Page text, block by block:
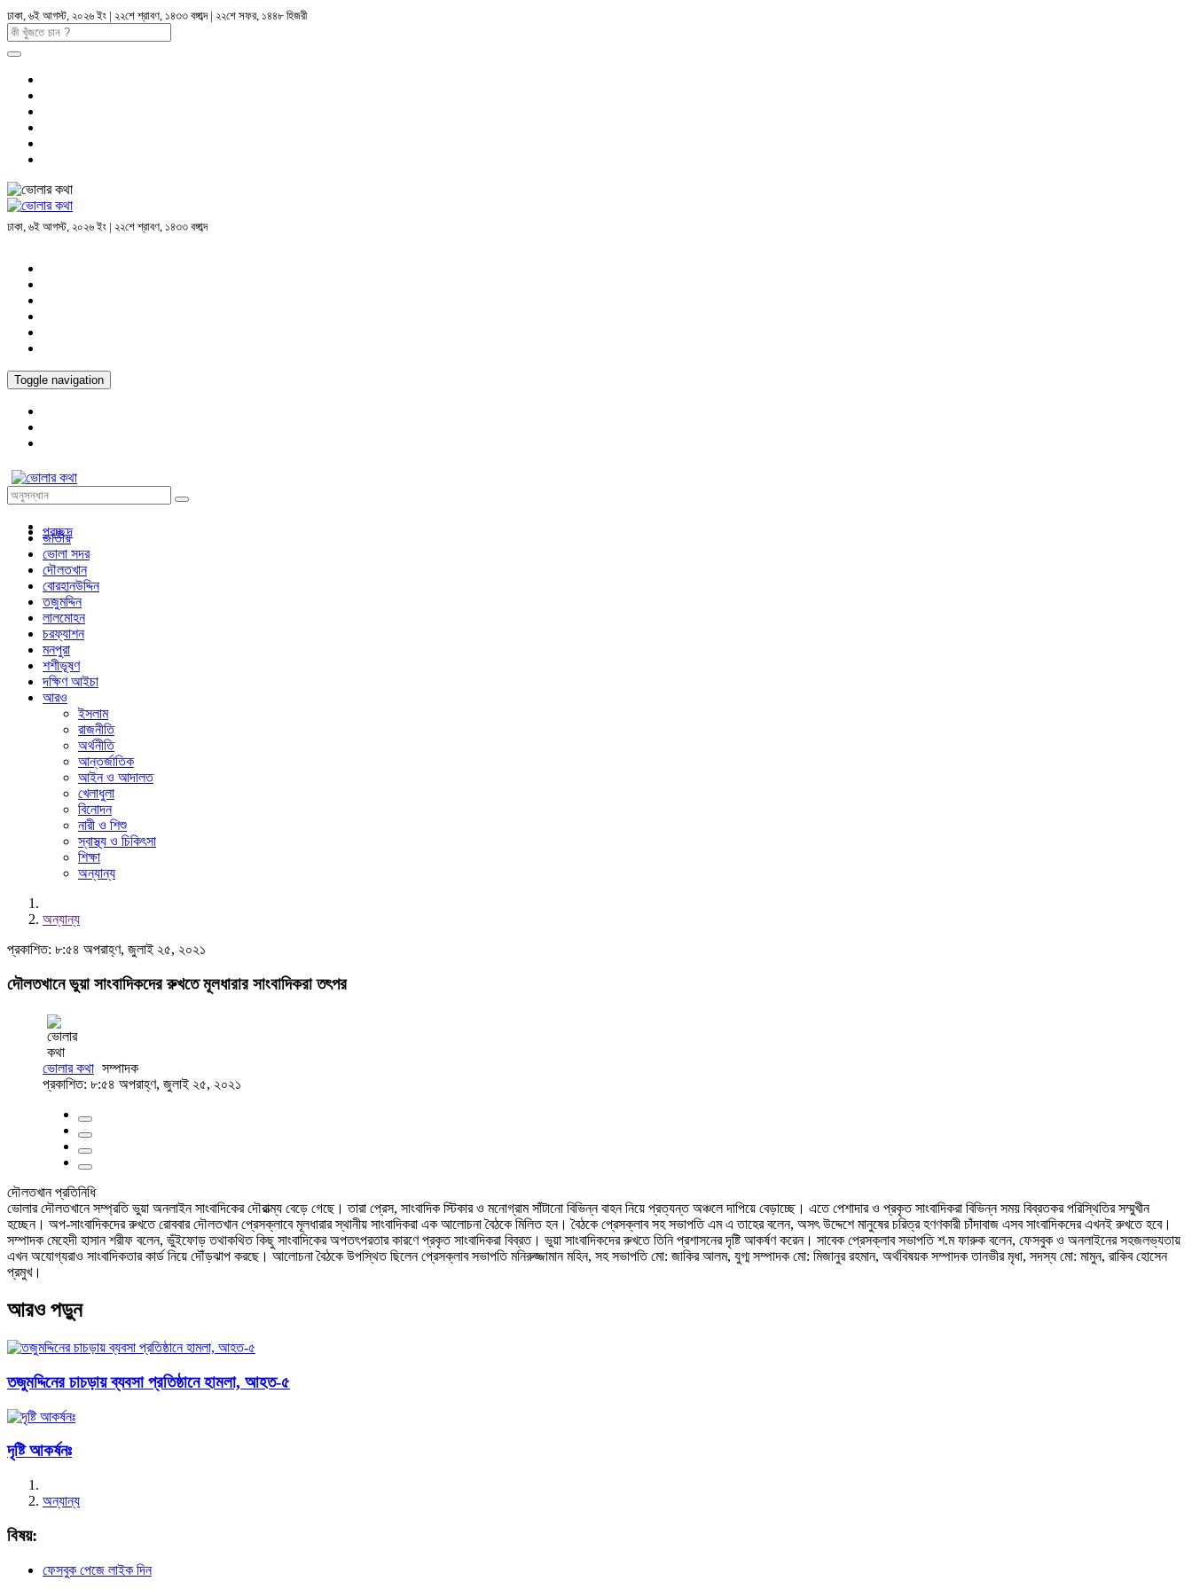
ঢাকা, ৬ই আগস্ট, ২০২৬ ইং | ২২শে শ্রাবণ, ১৪৩৩ বঙ্গাব্দ | ২২শে সফর, ১৪৪৮ হিজরী
ঢাকা, ৬ই আগস্ট, ২০২৬ ইং | ২২শে শ্রাবণ, ১৪৩৩ বঙ্গাব্দ
Toggle navigation
প্রচ্ছদ
জাতীয়
ভোলা সদর
দৌলতখান
বোরহানউদ্দিন
তজুমদ্দিন
লালমোহন
চরফ্যাশন
মনপুরা
শশীভূষণ
দক্ষিণ আইচা
আরও
ইসলাম
রাজনীতি
অর্থনীতি
আন্তর্জাতিক
আইন ও আদালত
খেলাধুলা
বিনোদন
নারী ও শিশু
স্বাস্থ্য ও চিকিৎসা
শিক্ষা
অন্যান্য
অন্যান্য
প্রকাশিত: ৮:৫৪ অপরাহ্ণ, জুলাই ২৫, ২০২১
দৌলতখানে ভুয়া সাংবাদিকদের রুখতে মূলধারার সাংবাদিকরা তৎপর
ভোলার কথা সম্পাদক
প্রকাশিত: ৮:৫৪ অপরাহ্ণ, জুলাই ২৫, ২০২১
দৌলতখান প্রতিনিধি
ভোলার দৌলতখানে সম্প্রতি ভুয়া অনলাইন সাংবাদিকের দৌরাত্ম্য বেড়ে গেছে। তারা প্রেস, সাংবাদিক স্টিকার ও মনোগ্রাম সাঁটানো বিভিন্ন বাহন নিয়ে প্রত্যন্ত অঞ্চলে দাপিয়ে বেড়াচ্ছে। এতে পেশাদার ও প্রকৃত সাংবাদিকরা বিভিন্ন সময় বিব্রতকর পরিস্থিতির সম্মুখীন
হচ্ছেন। অপ-সাংবাদিকদের রুখতে রোববার দৌলতখান প্রেসক্লাবে মূলধারার স্থানীয় সাংবাদিকরা এক আলোচনা বৈঠকে মিলিত হন। বৈঠকে প্রেসক্লাব সহ সভাপতি এম এ তাহের বলেন, অসৎ উদ্দেশে মানুষের চরিত্র হণণকারী চাঁদাবাজ এসব সাংবাদিকদের এখনই রুখতে হবে।
সম্পাদক মেহেদী হাসান শরীফ বলেন, ভুঁইফোড় তথাকথিত কিছু সাংবাদিকের অপতৎপরতার কারণে প্রকৃত সাংবাদিকরা বিব্রত। ভুয়া সাংবাদিকদের রুখতে তিনি প্রশাসনের দৃষ্টি আকর্ষণ করেন। সাবেক প্রেসক্লাব সভাপতি শ.ম ফারুক বলেন, ফেসবুক ও অনলাইনের সহজলভ্যতায়
এখন অযোগ্যরাও সাংবাদিকতার কার্ড নিয়ে দৌঁড়ঝাপ করছে। আলোচনা বৈঠকে উপস্থিত ছিলেন প্রেসক্লাব সভাপতি মনিরুজ্জামান মহিন, সহ সভাপতি মো: জাকির আলম, যুগ্ম সম্পাদক মো: মিজানুর রহমান, অর্থবিষয়ক সম্পাদক তানভীর মৃধা, সদস্য মো: মামুন, রাকিব হোসেন
প্রমুখ।
আরও পড়ুন
তজুমদ্দিনের চাচড়ায় ব্যবসা প্রতিষ্ঠানে হামলা, আহত-৫
দৃষ্টি আকর্ষনঃ
অন্যান্য
বিষয়:
ফেসবুক পেজে লাইক দিন